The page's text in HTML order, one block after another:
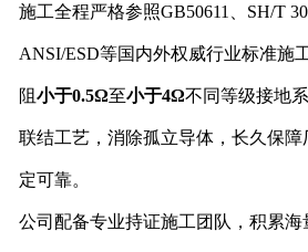
施工全程严格参照GB50611、SH/T
ANSI/ESD等国内外权威行业标准施
阻小于0.5Ω至小于4Ω不同等级接地
联结工艺，消除孤立导体，长久保
定可靠。
公司配备专业持证施工团队，积累